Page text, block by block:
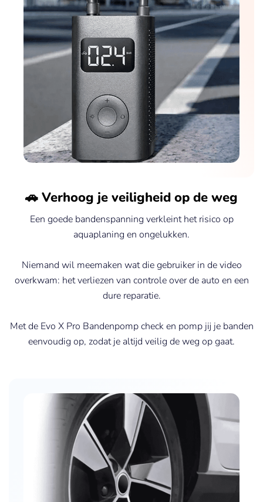
🚗 Verhoog je veiligheid op de weg
Een goede bandenspanning verkleint het risico op
aquaplaning en ongelukken.
Niemand wil meemaken wat die gebruiker in de video
overkwam: het verliezen van controle over de auto en een
dure reparatie.
Met de Evo X Pro Bandenpomp check en pomp jij je banden
eenvoudig op, zodat je altijd veilig de weg op gaat.